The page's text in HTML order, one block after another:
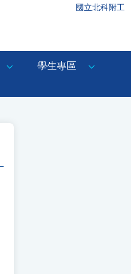
國立北科附工
學生專區